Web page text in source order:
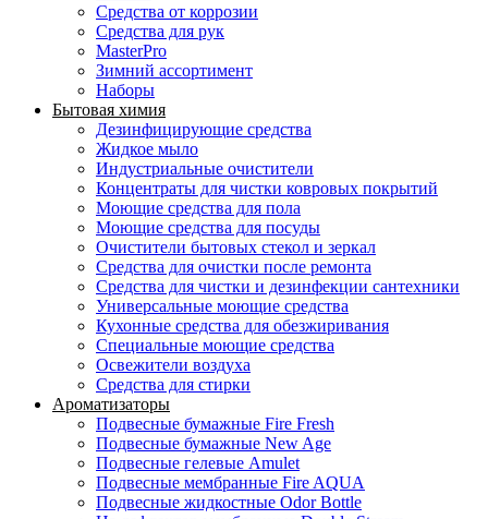
Средства от коррозии
Средства для рук
MasterPro
Зимний ассортимент
Наборы
Бытовая химия
Дезинфицирующие средства
Жидкое мыло
Индустриальные очистители
Концентраты для чистки ковровых покрытий
Моющие средства для пола
Моющие средства для посуды
Очистители бытовых стекол и зеркал
Средства для очистки после ремонта
Средства для чистки и дезинфекции сантехники
Универсальные моющие средства
Кухонные средства для обезжиривания
Специальные моющие средства
Освежители воздуха
Средства для стирки
Ароматизаторы
Подвесные бумажные Fire Fresh
Подвесные бумажные New Age
Подвесные гелевые Amulet
Подвесные мембранные Fire AQUA
Подвесные жидкостные Odor Bottle